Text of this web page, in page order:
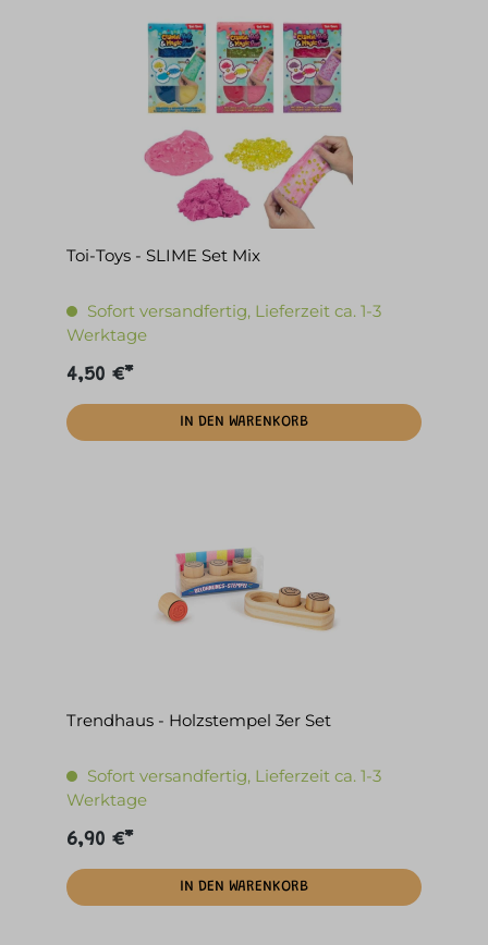
Toi-Toys - SLIME Set Mix
Sofort versandfertig, Lieferzeit ca. 1-3
Werktage
4,50 €*
IN DEN WARENKORB
Trendhaus - Holzstempel 3er Set
Sofort versandfertig, Lieferzeit ca. 1-3
Werktage
6,90 €*
IN DEN WARENKORB